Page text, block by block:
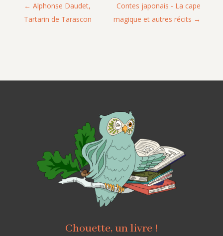
Contes japonais - La cape
magique et autres récits
Alphonse Daudet,
Tartarin de Tarascon
Chouette, un livre !